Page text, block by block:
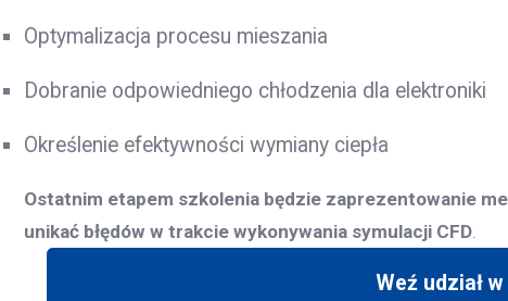
Optymalizacja procesu mieszania
Dobranie odpowiedniego chłodzenia dla elektroniki
Określenie efektywności wymiany ciepła
Ostatnim etapem szkolenia będzie zaprezentowanie
unikać błędów w trakcie wykonywania symulacji CFD.
Weź udział